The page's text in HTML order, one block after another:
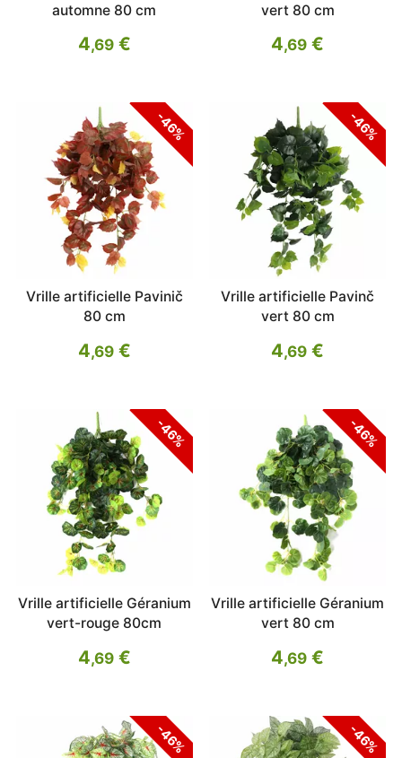
automne 80 cm
4,69€
vert 80 cm
4,69 €
-46%
Vrille artificielle Pavinič
80 cm
4,69€
-46%
Vrille artificielle Pavinč
vert 80 cm
4,69 €
-46%
Vrille artificielle Géranium
vert-rouge 80cm
4,69€
-46%
Vrille artificielle Géranium
vert 80 cm
4,69 €
-46% -46%